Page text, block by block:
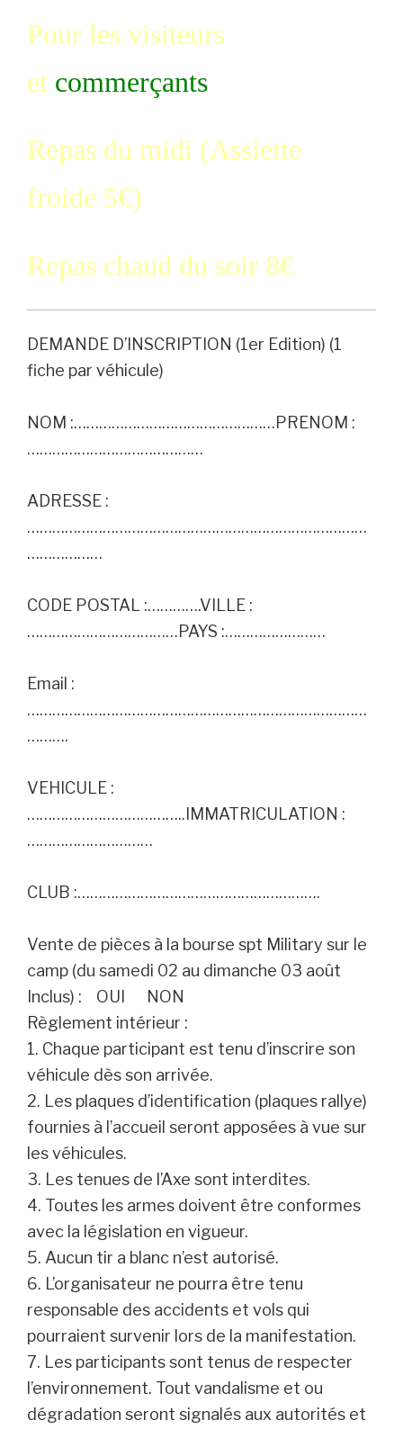
Pour les visiteurs
et commerçants
Repas du midi (Assiette
froide 5€)
Repas chaud du soir 8€
DEMANDE D’INSCRIPTION (1er Edition) (1
fiche par véhicule)
NOM :…………………………………………PRENOM :
……………………………………
ADRESSE :
………………………………………………………………………
………………
CODE POSTAL :………….VILLE :
………………………………PAYS :……………………
Email :
………………………………………………………………………
……….
VEHICULE :
………………………………..IMMATRICULATION :
…………………………
CLUB :………………………………………………….
Vente de pièces à la bourse spt Military sur le
camp (du samedi 02 au dimanche 03 août
Inclus) : OUI NON
Règlement intérieur :
1. Chaque participant est tenu d’inscrire son
véhicule dès son arrivée.
2. Les plaques d’identification (plaques rallye)
fournies à l’accueil seront apposées à vue sur
les véhicules.
3. Les tenues de l’Axe sont interdites.
4. Toutes les armes doivent être conformes
avec la législation en vigueur.
5. Aucun tir a blanc n’est autorisé.
6. L’organisateur ne pourra être tenu
responsable des accidents et vols qui
pourraient survenir lors de la manifestation.
7. Les participants sont tenus de respecter
l’environnement. Tout vandalisme et ou
dégradation seront signalés aux autorités et